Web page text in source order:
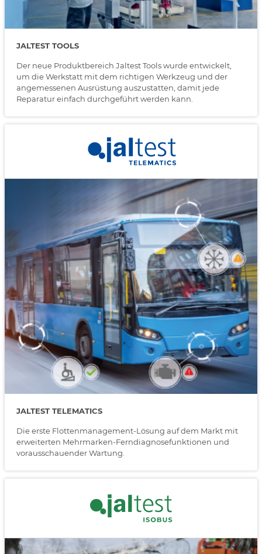
JALTEST TOOLS
Der neue Produktbereich Jaltest Tools wurde entwickelt,
um die Werkstatt mit dem richtigen Werkzeug und der
angemessenen Ausrüstung auszustatten, damit jede
Reparatur einfach durchgeführt werden kann.
JALTEST TELEMATICS
Die erste Flottenmanagement-Lösung auf dem Markt mit
erweiterten Mehrmarken-Ferndiagnosefunktionen und
vorausschauender Wartung.